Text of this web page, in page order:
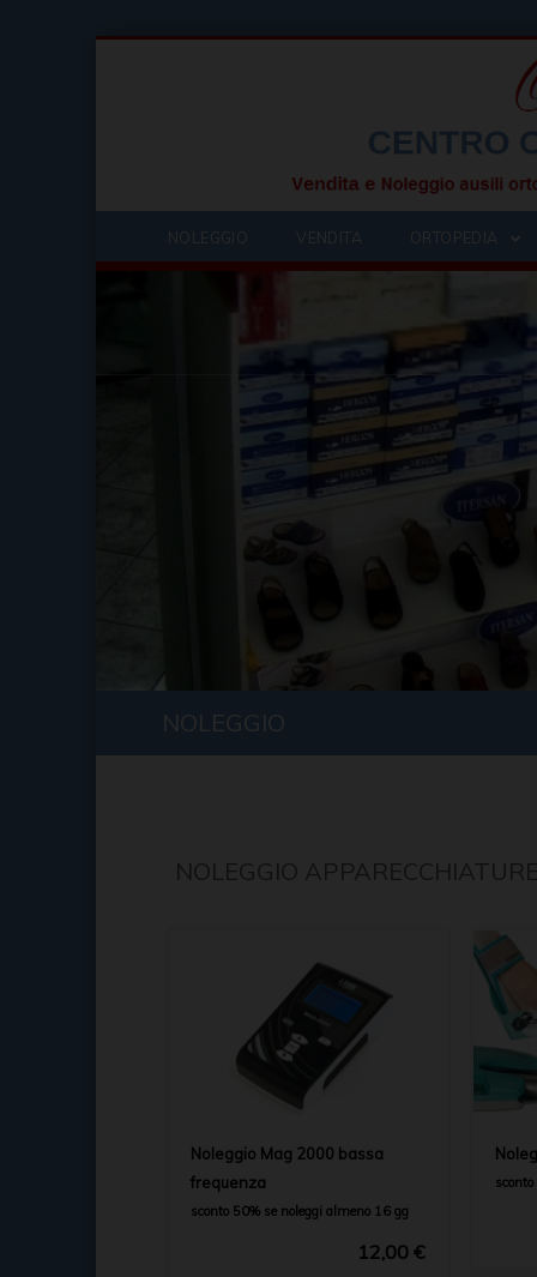
NOLEGGIO VENDITA ORTOPEDIA
NOLEGGIO
NOLEGGIO
Noleggio Mag 2000 bassa
frequenza
sconto 50% se noleggi almeno 16 gg
12,00 €